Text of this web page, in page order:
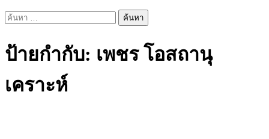
ค้นหา
ป้ายกำกับ: เพชร โอสถานุ
เคราะห์